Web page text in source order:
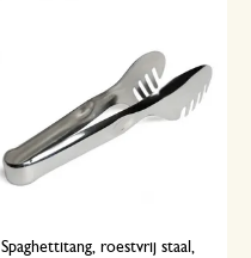
Spaghettitang, roestvrij staal,